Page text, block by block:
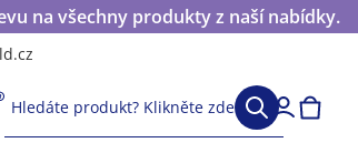
na všechny produkty z naší nabídky.
Hledáte produkt? Klikněte zde